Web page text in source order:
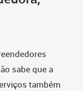
sabe que a
também